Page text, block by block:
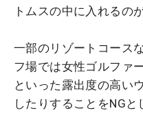
トムスの中に入れるの
一部のリゾートコース
フ場では女性ゴルファ
といった露出度の高い
したりすることをNGと